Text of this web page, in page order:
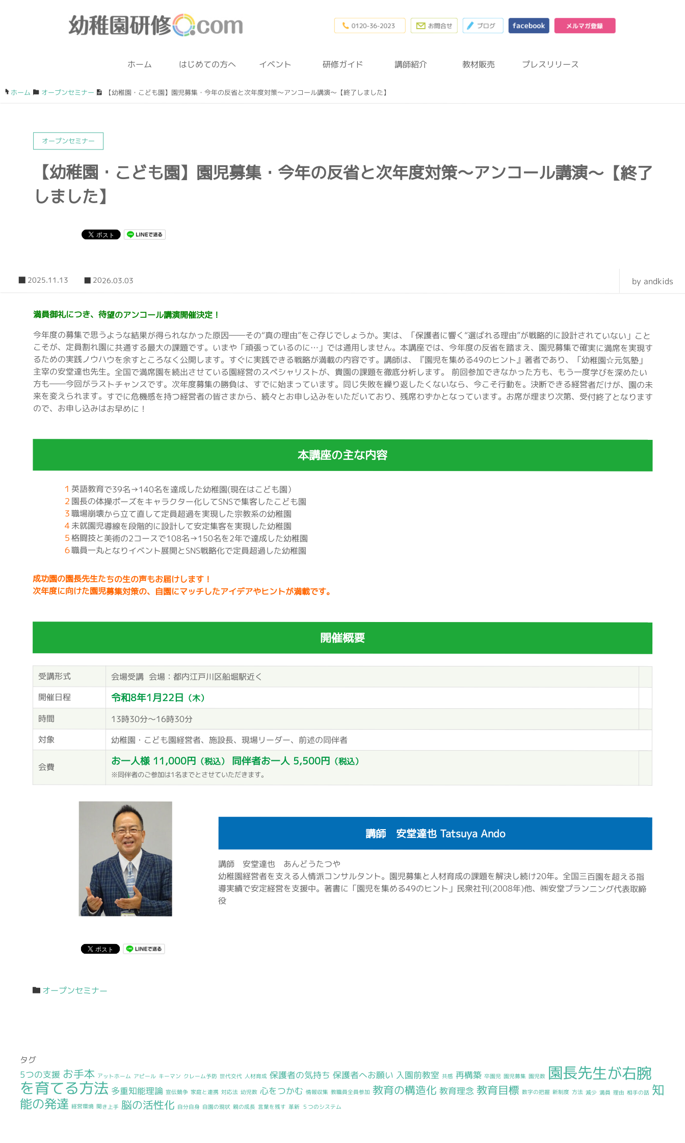
幼稚園研修.com
0120-36-2023 お問合わせフォーム
ブログ facebook
ホーム はじめての方へ イベント 研修ガイド 講師紹介 教材販売 プレスリリース
ホーム / オープンセミナー / 【幼稚園・こども園】園児募集・今年の反省と次年度対策～アンコール講演～【終了しました】
オープンセミナー
【幼稚園・こども園】園児募集・今年の反省と次年度対策～アンコール講演～【終了
しました】
2025.11.13 2026.03.03 by andkids
満員御礼につき、待望のアンコール講演開催決定！
今年度の募集で思うような結果が得られなかった原因――その“真の理由”をご存じでしょうか。実は、「保護者に響く“選ばれる理由”が戦略的に設計されていない」こと
こそが、定員割れ園に共通する最大の課題です。いまや「頑張っているのに…」では通用しません。本講座では、今年度の反省を踏まえ、園児募集で確実に満席を実現す
るための実践ノウハウを余すところなく公開します。すぐに実践できる戦略が満載の内容です。講師は、『園児を集める49のヒント』著者であり、「幼稚園☆元気塾」
主宰の安堂達也先生。全国で満席園を続出させている園経営のスペシャリストが、貴園の課題を徹底分析します。 前回参加できなかった方も、もう一度学びを深めたい
方も――今回がラストチャンスです。次年度募集の勝負は、すでに始まっています。同じ失敗を繰り返したくないなら、今こそ行動を。決断できる経営者だけが、園の未
来を変えられます。すでに危機感を持つ経営者の皆さまから、続々とお申し込みをいただいており、残席わずかとなっています。お席が埋まり次第、受付終了となります
ので、お申し込みはお早めに！
本講座の主な内容
１ 英語教育で39名→140名を達成した幼稚園(現在はこども園）
２ 園長の体操ポーズをキャラクター化してSNSで集客したこども園
３職場崩壊から立て直して定員超過を実現した宗教系の幼稚園
４未就園児導線を段階的に設計して安定集客を実現した幼稚園
５格闘技と美術の2コースで108名→150名を2年で達成した幼稚園
６職員一丸となりイベント展開とSNS戦略化で定員超過した幼稚園
成功園の園長先生たちの生の声もお届けします！
次年度に向けた園児募集対策の、自園にマッチしたアイデアやヒントが満載です。
開催概要
受講形式 会場受講会場：都内江戸川区船堀駅近く
開催日程 令和8年1月22日 （木）
時間 13時30分～16時30分
対象 幼稚園・こども園経営者、施設長、現場リーダー、前述の同伴者
会費 お一人様 11,000円 （税込） 同伴者お一人 5,500円 （税込）
※同伴者のご参加は1名までとさせていただきます。
講師 安堂達也 Tatsuya Ando
講師 安堂達也 あんどうたつや
幼稚園経営者を支える人情派コンサルタント。園児募集と人材育成の課題を解決し続け20年。全国三百園を超える指
導実績で安定経営を支援中。著書に「園児を集める49のヒント」民衆社刊(2008年)他、㈱安堂プランニング代表取締
役
オープンセミナー
タグ
5つの支援 お手本 アットホーム アピール キーマン クレーム予防 世代交代 人材育成 保護者の気持ち 保護者へお願い 入園前教室 共感 再構築 卒園児 園児募集 園児数 園長先生が右腕
を育てる方法 多重知能理論 宣伝競争 家庭と連携 対応法 幼児数 心をつかむ 情報収集 教職員全員参加 教育の構造化 教育理念 教育目標 数字の把握 新制度 方法 減少 満員 理由 相手の話 知
能の発達 経営環境 聞き上手 脳の活性化 自分自身 自園の現状 親の成長 言葉を残す 革新 ５つのシステム